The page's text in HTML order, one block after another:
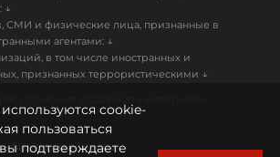
↓
СМИ и физические лица, признанные в
агентами: ↓
в том числе иностранных и
признанных террористическими ↓
cookie-
пользоваться
подтверждаете